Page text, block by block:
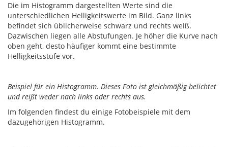
Die im Histogramm dargestellten Werte sind die
unterschiedlichen Helligkeitswerte im Bild. Ganz links
befindet sich üblicherweise schwarz und rechts weiß.
Dazwischen liegen alle Abstufungen. Je höher die Kurve nach
oben geht, desto häufiger kommt eine bestimmte
Helligkeitsstufe vor.
Beispiel für ein Histogramm. Dieses Foto ist gleichmäßig belichtet
und reißt weder nach links oder rechts aus.
Im folgenden findest du einige Fotobeispiele mit dem
dazugehörigen Histogramm.